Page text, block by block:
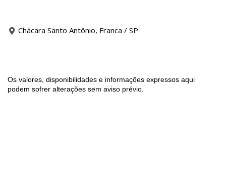
Chácara Santo Antônio, Franca / SP
Os valores, disponibilidades e informações expressos aqui
podem sofrer alterações sem aviso prévio.